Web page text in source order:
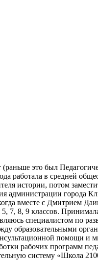
(раньше это был
работала в средней
истории, потом
администрации города
вместе с Дмитрием
7, 8, 9 классов.
специалистом по
образовательными
помощи
рабочих программ
систему «Школа